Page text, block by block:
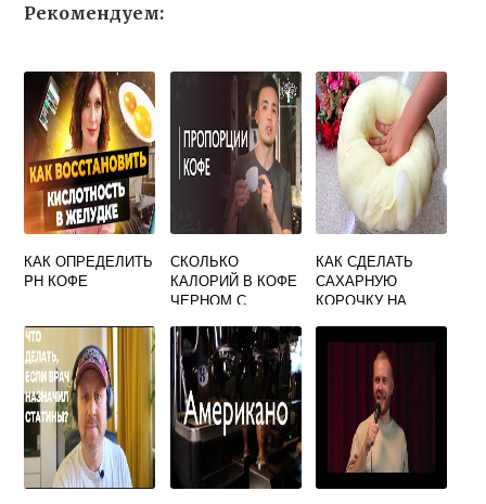
Рекомендуем:
КАК ОПРЕДЕЛИТЬ
PH КОФЕ
СКОЛЬКО
КАЛОРИЙ В КОФЕ
ЧЕРНОМ С
КАК СДЕЛАТЬ
САХАРНУЮ
КОРОЧКУ НА